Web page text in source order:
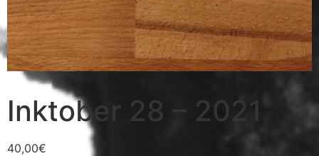
Inktober 28 – 2021
40,00€